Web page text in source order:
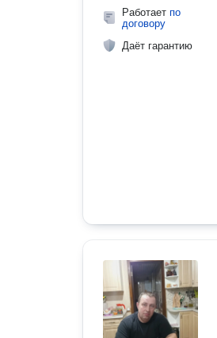
Работает по
договору
Даёт гарантию